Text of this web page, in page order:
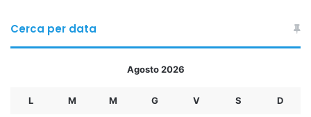
○la compravendita di voti rimane una pratica radicata in
○le reti clientelari continuano a influenzare il voto,
Cerca per data
Agosto 2026
L M M G V S D